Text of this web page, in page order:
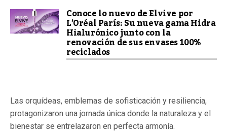
Conoce lo nuevo de Elvive por
L’Oréal París: Su nueva gama Hidra
Hialurónico junto con la
renovación de sus envases 100%
reciclados
Las orquídeas, emblemas de sofisticación y resiliencia,
protagonizaron una jornada única donde la naturaleza y el
bienestar se entrelazaron en perfecta armonía.